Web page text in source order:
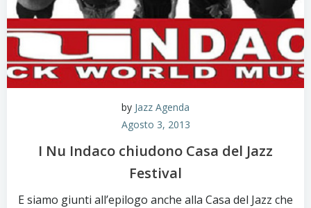
by Jazz Agenda
Agosto 3, 2013
I Nu Indaco chiudono Casa del Jazz
Festival
E siamo giunti all’epilogo anche alla Casa del Jazz che